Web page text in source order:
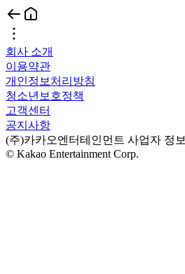
회사 소개
이용약관
개인정보처리방침
청소년보호정책
고객센터
공지사항
(주)카카오엔터테인먼트 사업자 정보
© Kakao Entertainment Corp.